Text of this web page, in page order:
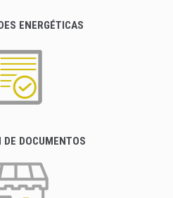
ENERGÉTICAS
DE DOCUMENTOS